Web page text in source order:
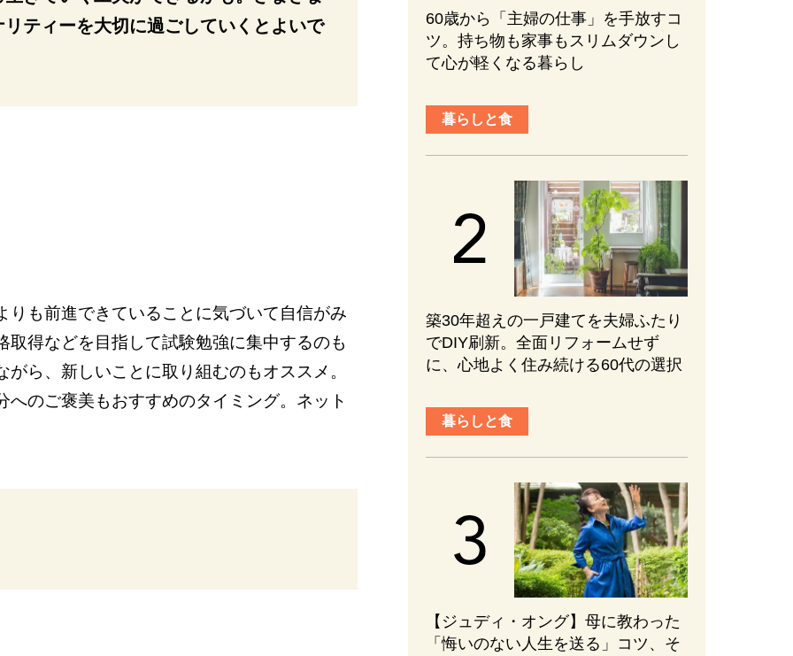
ティーを大切に過ごしていくとよいで
も前進できていることに気づいて自信がみ
得などを目指して試験勉強に集中するのも
ら、新しいことに取り組むのもオススメ。
のご褒美もおすすめのタイミング。ネット
60歳から「主婦の仕事」を手放すコ
ツ。持ち物も家事もスリムダウンし
て心が軽くなる暮らし
暮らしと食
築30年超えの一戸建てを夫婦ふたり
でDIY刷新。全面リフォームせず
に、心地よく住み続ける60代の選択
暮らしと食
【ジュディ・オング】母に教わった
「悔いのない人生を送る」コツ、そ